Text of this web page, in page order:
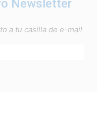
Newsletter
a tu casilla de e-mail